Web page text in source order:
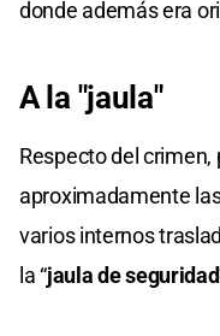
donde además era
A la "jaula"
Respecto del
aproximadamente
varios internos
la “jaula de seguridad